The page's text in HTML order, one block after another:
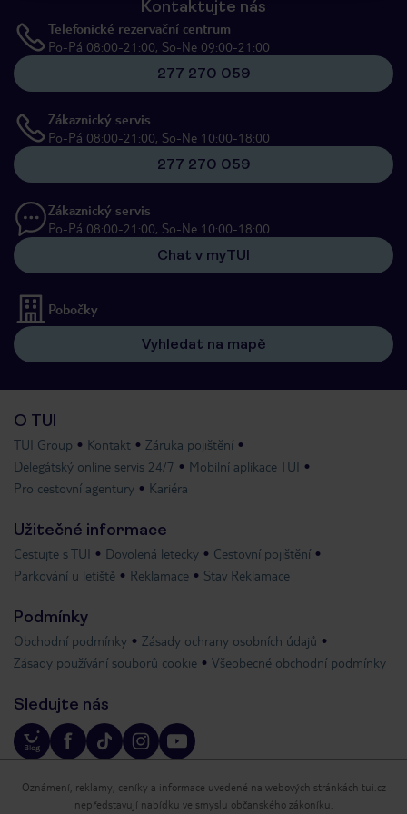
Kontaktujte nás
Telefonické rezervační centrum
Po-Pá 08:00-21:00, So-Ne 09:00-21:00
277 270 059
Zákaznický servis
Po-Pá 08:00-21:00, So-Ne 10:00-18:00
277 270 059
Zákaznický servis
Po-Pá 08:00-21:00, So-Ne 10:00-18:00
Chat v myTUI
Pobočky
Vyhledat na mapě
O TUI
TUI Group Kontakt
Záruka pojištění
Delegátský online servis 24/7
Mobilní aplikace TUI
Pro cestovní agentury
Kariéra
Užitečné informace
Cestujte s TUI Dovolená letecky
Cestovní pojištění
Parkování u letiště
Reklamace Stav Reklamace
Podmínky
Obchodní podmínky
Zásady ochrany osobních údajů
Zásady používání souborů cookie
Všeobecné obchodní podmínky
Sledujte nás
Oznámení, reklamy, ceníky a informace uvedené na webových stránkách tui.cz
nepředstavují nabídku ve smyslu občanského zákoníku.